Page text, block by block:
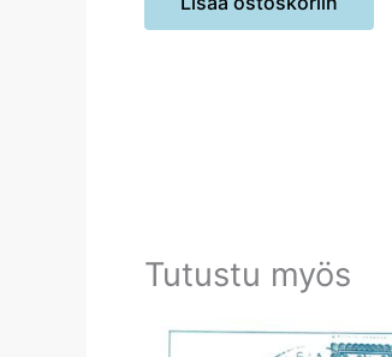
Tutustu myös